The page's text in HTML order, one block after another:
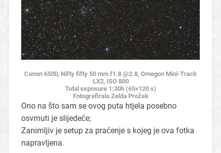
Canon 650D, Nifty fifty 50 mm f1.8 @2.8, Omegon Mini-Track
LX2, ISO 800
Total exposure 1:30h (65×120 s)
Fotografirala Zelda Prožek
Ono na što sam se ovog puta htjela posebno
osvrnuti je slijedeće;
Zanimljiv je setup za praćenje s kojeg je ova fotka
napravljena.